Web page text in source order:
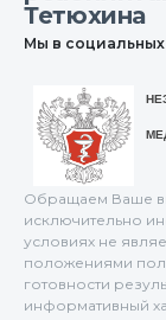
Тетюхина
Мы в социальных
Обращаем Ваше
исключительно
условиях не
положениями
готовности
информативный